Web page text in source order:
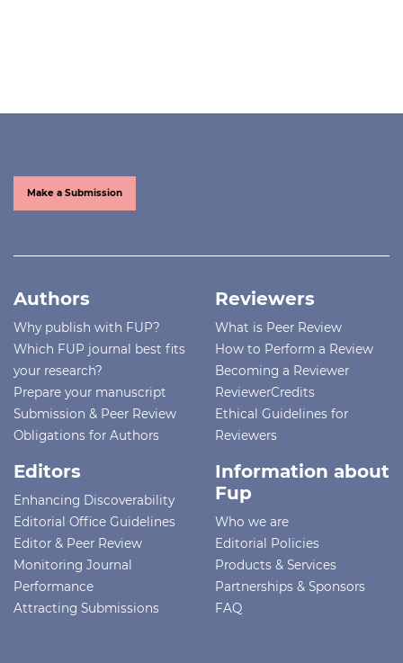
Make a Submission
Authors
Why publish with FUP?
Which FUP journal best fits
your research?
Prepare your manuscript
Submission & Peer Review
Obligations for Authors
Reviewers
What is Peer Review
How to Perform a Review
Becoming a Reviewer
ReviewerCredits
Ethical Guidelines for
Reviewers
Editors
Enhancing Discoverability
Editorial Office Guidelines
Editor & Peer Review
Monitoring Journal
Performance
Attracting Submissions
Information about
Fup
Who we are
Editorial Policies
Products & Services
Partnerships & Sponsors
FAQ